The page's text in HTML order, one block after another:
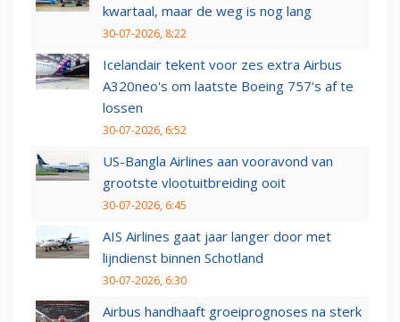
kwartaal, maar de weg is nog lang
30-07-2026, 8:22
Icelandair tekent voor zes extra Airbus
A320neo's om laatste Boeing 757's af te
lossen
30-07-2026, 6:52
US-Bangla Airlines aan vooravond van
grootste vlootuitbreiding ooit
30-07-2026, 6:45
AIS Airlines gaat jaar langer door met
lijndienst binnen Schotland
30-07-2026, 6:30
Airbus handhaaft groeiprognoses na sterk